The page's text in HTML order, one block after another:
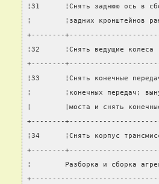
¦31      ¦Снять заднюю ось в
¦        ¦задних
+--------
¦32      ¦Снять ведущие
+--------
¦33      ¦Снять конечные
¦        ¦конечных передач;
¦        ¦моста и снять
+--------
¦34      ¦Снять корпус
+--------
¦        Разборка и сборка